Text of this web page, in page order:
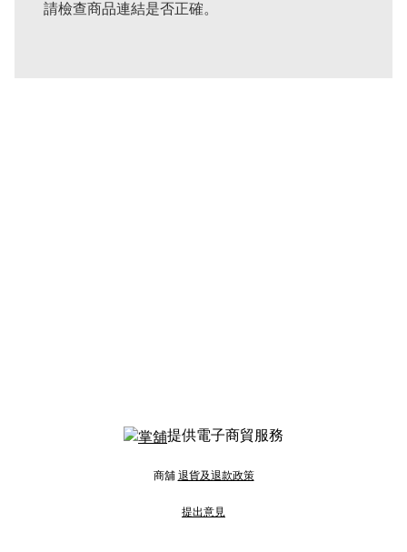
請檢查商品連結是否正確。
提供電子商貿服務
商舖 退貨及退款政策
提出意見